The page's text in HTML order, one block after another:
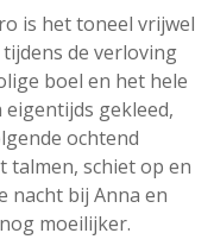
is het toneel vrijwel
de verloving
boel en het hele
gekleed,
ochtend
talmen, schiet op en
nacht bij Anna en
moeilijker.